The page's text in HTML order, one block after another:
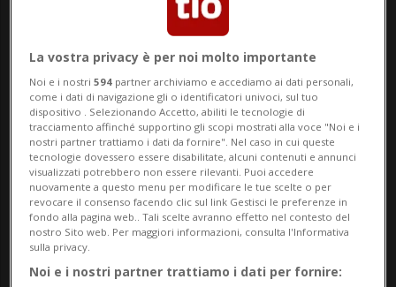
Notizie su Riforma Avs
21
Segui le notizie e gli approfondimenti su
Riforma Avs 21.
La vostra privacy è per noi molto importante
Noi e i nostri594 partner archiviamo e accediamo ai dati personali,
come i dati di navigazione gli o identificatori univoci, sul tuo
dispositivo . Selezionando Accetto, abiliti le tecnologie di
tracciamento affinché supportino gli scopi mostrati alla voce "Noi e i
nostri partner trattiamo i dati da fornire". Nel caso in cui queste
tecnologie dovessero essere disabilitate, alcuni contenuti e annunci
visualizzati potrebbero non essere rilevanti. Puoi accedere
nuovamente a questo menu per modificare le tue scelte o per
revocare il consenso facendo clic sul link Gestisci le preferenze in
fondo alla pagina web.. Tali scelte avranno effetto nel contesto del
nostro Sito web. Per maggiori informazioni, consulta l'Informativa
sulla privacy.
Noi e i nostri partner trattiamo i dati per fornire: